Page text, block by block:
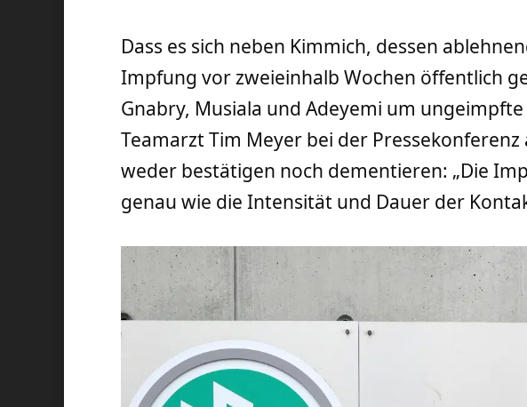
Dass es sich neben Kimmich, dessen
Impfung vor zweieinhalb Wochen öffentlich
Gnabry, Musiala und Adeyemi um
Teamarzt Tim Meyer bei der
weder bestätigen noch dementieren: „Die
genau wie die Intensität und Dauer der